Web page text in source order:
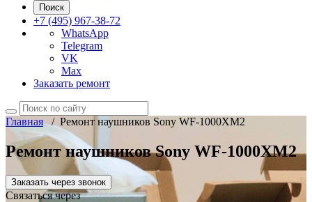
Поиск
+7 (495) 967-38-72
WhatsApp
Telegram
VK
Max
Заказать ремонт
Главная/ Ремонт наушников Sony WF-1000XM2
Ремонт наушников Sony WF-1000XM2
Заказать через звонок
Связаться через